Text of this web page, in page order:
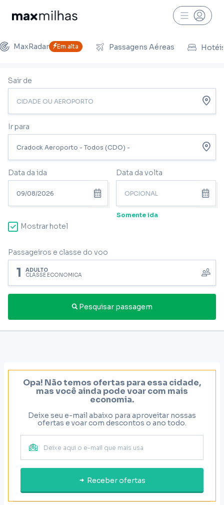
MaxRadar Em alta Passagens Aéreas
Sair de
Ir para
Data da ida Data da volta
Somente ida
Mostrar hotel
Passageiros e classe do voo
1 ADULTO
CLASSE ECONÔMICA
Pesquisar passagem
Opa! Não temos ofertas para essa cidade,
mas você ainda pode voar com mais
economia.
Deixe seu e-mail abaixo para aproveitar nossas
ofertas e voar com descontos o ano todo.
Receber ofertas